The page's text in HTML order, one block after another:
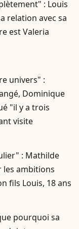
: Louis
relation avec sa
est Valeria
univers" :
Dominique
"il y a trois
visite
: Mathilde
les ambitions
fils Louis, 18 ans
pourquoi sa